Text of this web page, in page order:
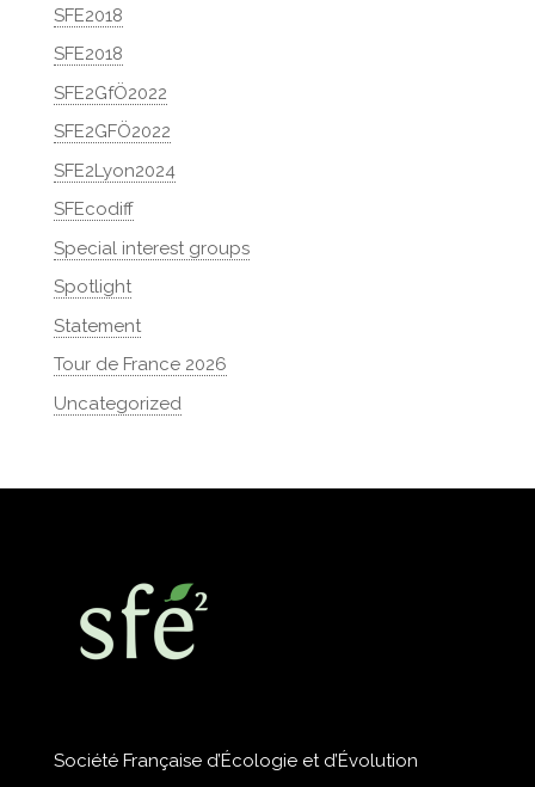
SFE2018
SFE2018
SFE2GfÖ2022
SFE2GFÖ2022
SFE2Lyon2024
SFEcodiff
Special interest groups
Spotlight
Statement
Tour de France 2026
Uncategorized
Société Française d’Écologie et d’Évolution